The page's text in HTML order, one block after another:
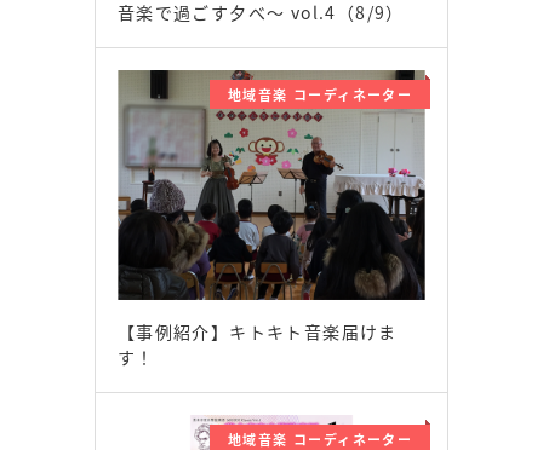
音楽で過ごす夕べ〜 vol.4（8/9）
地域音楽 コーディネーター
【事例紹介】キトキト音楽届けま
す！
地域音楽 コーディネーター